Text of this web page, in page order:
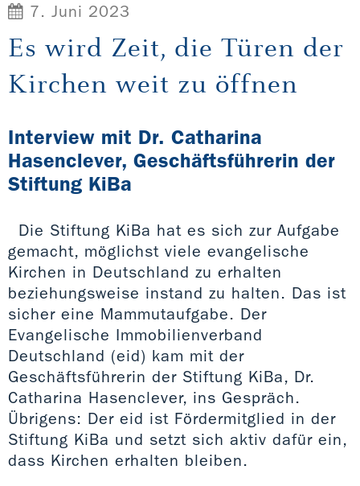
7. Juni 2023
Es wird Zeit, die Türen der
Kirchen weit zu öffnen
Interview mit Dr. Catharina
Hasenclever, Geschäftsführerin der
Stiftung KiBa
Die Stiftung KiBa hat es sich zur Aufgabe
gemacht, möglichst viele evangelische
Kirchen in Deutschland zu erhalten
beziehungsweise instand zu halten. Das ist
sicher eine Mammutaufgabe. Der
Evangelische Immobilienverband
Deutschland (eid) kam mit der
Geschäftsführerin der Stiftung KiBa, Dr.
Catharina Hasenclever, ins Gespräch.
Übrigens: Der eid ist Fördermitglied in der
Stiftung KiBa und setzt sich aktiv dafür ein,
dass Kirchen erhalten bleiben.